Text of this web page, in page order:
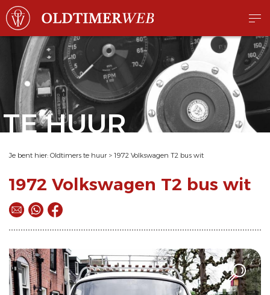
TE HUUR
Je bent hier: Oldtimers te huur > 1972 Volkswagen T2 bus wit
1972 Volkswagen T2 bus wit